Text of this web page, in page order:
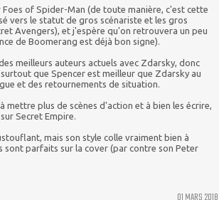
of Spider-Man (de toute manière, c'est cette
vers le statut de gros scénariste et les gros
Avengers), et j'espère qu'on retrouvera un peu
de Boomerang est déjà bon signe).
meilleurs auteurs actuels avec Zdarsky, donc
que Spencer est meilleur que Zdarsky au
et des retournements de situation.
plus de scènes d'action et à bien les écrire,
Secret Empire.
mais son style colle vraiment bien à
sont parfaits sur la cover (par contre son Peter